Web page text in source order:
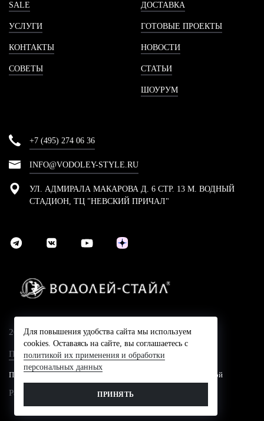
SALE
УСЛУГИ
КОНТАКТЫ
СОВЕТЫ
ДОСТАВКА
ГОТОВЫЕ ПРОЕКТЫ
НОВОСТИ
СТАТЬИ
ШОУРУМ
+7 (495) 274 06 36
INFO@VODOLEY-STYLE.RU
УЛ. АДМИРАЛА МАКАРОВА Д. 6 СТР. 13 М. ВОДНЫЙ
СТАДИОН, ТЦ "НЕВСКИЙ ПРИЧАЛ"
2024 © Компания Водолей-Cтайл
Политика конфидециальности
Представленные на сайте цены не являются публичной офертой
Разработано в
Для повышения удобства сайта мы используем
cookies. Оставаясь на сайте, вы соглашаетесь с
политикой их применения и обработки
персональных данных
ПРИНЯТЬ